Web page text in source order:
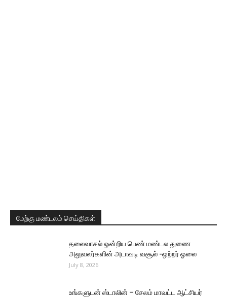
மேற்கு மண்டலம் செய்திகள்
தலைவாசல் ஒன்றிய பெண் மண்டல துணை
அலுவலர்களின் அடாவடி வசூல் -ஒற்றர் ஓலை
July 8, 2026
உங்களுடன் ஸ்டாலின் – சேலம் மாவட்ட ஆட்சியர்